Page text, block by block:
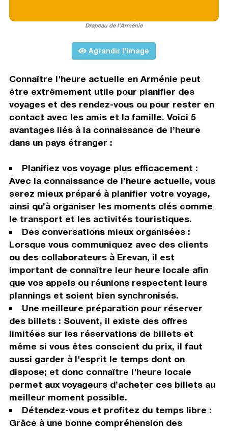
Drapeau de l'Arménie
Agrandir l'image
Connaître l'heure actuelle en Arménie peut
être extrêmement utile pour planifier des
voyages et des rendez-vous ou pour rester en
contact avec les amis et la famille. Voici 5
avantages liés à la connaissance de l’heure
dans un pays étranger :
Planifiez vos voyage plus efficacement :
Avec la connaissance de l’heure actuelle, vous
serez mieux préparé à planifier votre voyage,
ainsi qu’à organiser les moments clés comme
le transport et les activités touristiques.
Des conversations mieux organisées :
Lorsque vous communiquez avec des clients
ou des collaborateurs à Erevan, il est
important de connaître leur heure locale afin
que vos appels ou réunions respectent leurs
plannings et soient bien synchronisés.
Une meilleure préparation pour réserver
des billets : Souvent, il existe des offres
limitées sur les réservations de billets et
même si vous êtes conscient du prix, il faut
aussi garder à l'esprit le temps dont on
dispose; et donc connaître l'heure locale
permet aux voyageurs d’acheter ces billets au
meilleur moment possible.
Détendez-vous et profitez du temps libre :
Grâce à une bonne compréhension des